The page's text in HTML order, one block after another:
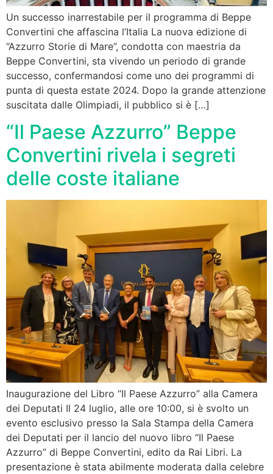
Un successo inarrestabile per il programma di Beppe
Convertini che affascina l’Italia La nuova edizione di
“Azzurro Storie di Mare”, condotta con maestria da
Beppe Convertini, sta vivendo un periodo di grande
successo, confermandosi come uno dei programmi di
punta di questa estate 2024. Dopo la grande attenzione
suscitata dalle Olimpiadi, il pubblico si è […]
“Il Paese Azzurro” Beppe
Convertini rivela i segreti
delle coste italiane
Inaugurazione del Libro “Il Paese Azzurro” alla Camera
dei Deputati Il 24 luglio, alle ore 10:00, si è svolto un
evento esclusivo presso la Sala Stampa della Camera
dei Deputati per il lancio del nuovo libro “Il Paese
Azzurro” di Beppe Convertini, edito da Rai Libri. La
presentazione è stata abilmente moderata dalla celebre